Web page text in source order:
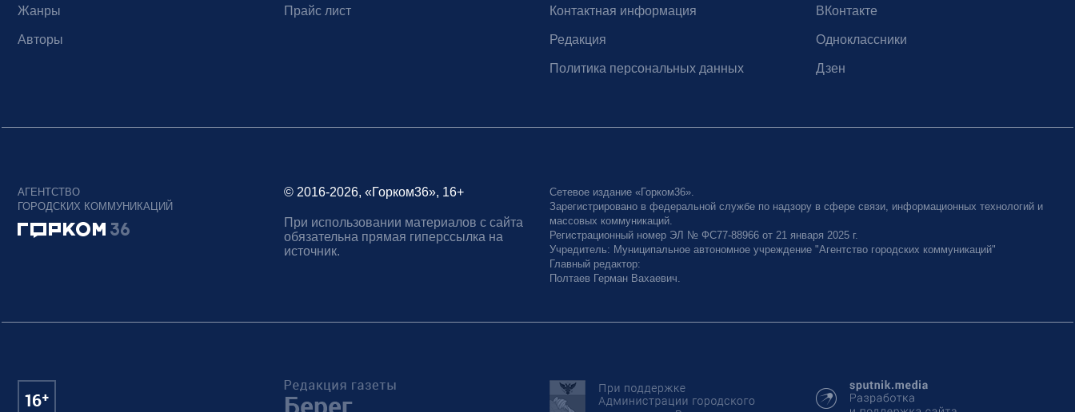
Жанры
Авторы
Прайс лист Контактная информация
Редакция
Политика персональных данных
ВКонтакте
Одноклассники
Дзен
АГЕНТСТВО
ГОРОДСКИХ КОММУНИКАЦИЙ
© 2016-2026, «Горком36», 16+
При использовании материалов с сайта
обязательна прямая гиперссылка на
источник.
Сетевое издание «Горком36».
Зарегистрировано в федеральной службе по надзору в сфере связи, информационных технологий и
массовых коммуникаций.
Регистрационный номер ЭЛ № ФС77-88966 от 21 января 2025 г.
Учредитель: Муниципальное автономное учреждение "Агентство городских коммуникаций"
Главный редактор:
Полтаев Герман Вахаевич.